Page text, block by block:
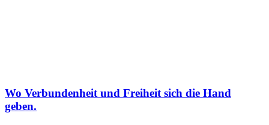
Wo Verbundenheit und Freiheit sich die Hand
geben.